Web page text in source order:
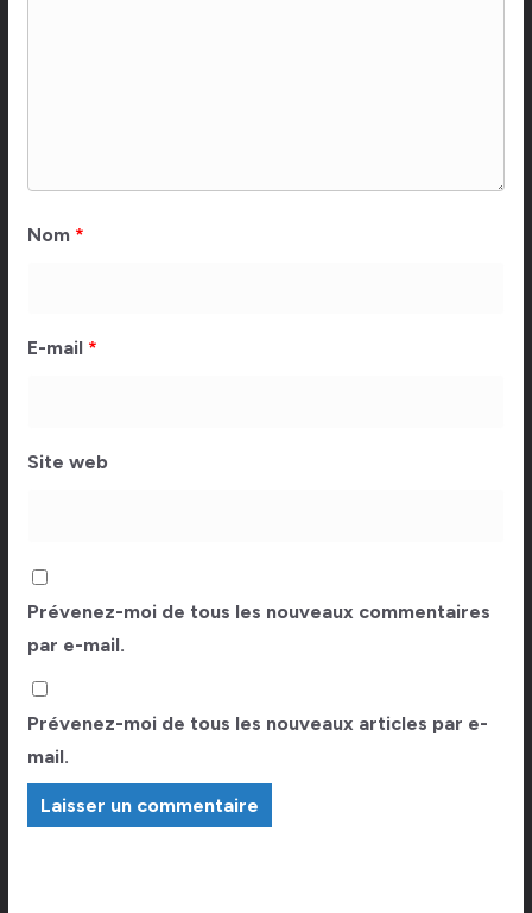
Nom *
E-mail *
Site web
Prévenez-moi de tous les nouveaux commentaires
par e-mail.
Prévenez-moi de tous les nouveaux articles par e-
mail.